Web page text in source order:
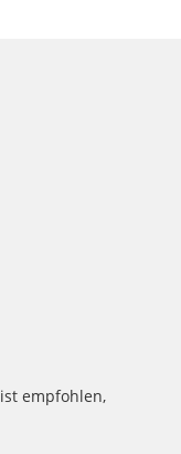
ist empfohlen,